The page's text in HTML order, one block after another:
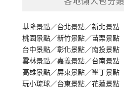
基隆景點／台北景點／新北景點
桃園景點／新竹景點／苗栗景點
台中景點／彰化景點／南投景點
雲林景點／嘉義景點／台南景點
高雄景點／屏東景點／墾丁景點
玩小琉球／台東景點／花蓮景點